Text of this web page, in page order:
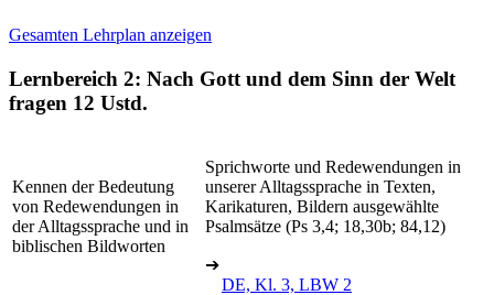
Gesamten Lehrplan anzeigen
Lernbereich 2: Nach Gott und dem Sinn der Welt
fragen 12 Ustd.
Kennen der Bedeutung
von Redewendungen in
der Alltagssprache und in
biblischen Bildworten
Sprichworte und Redewendungen in
unserer Alltagssprache in Texten,
Karikaturen, Bildern ausgewählte
Psalmsätze (Ps 3,4; 18,30b; 84,12)
➔
DE, Kl. 3, LBW 2